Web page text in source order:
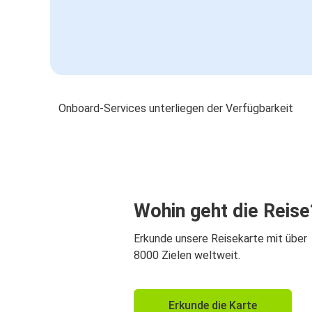
Onboard-Services unterliegen der Verfügbarkeit
Wohin geht die
Erkunde unsere Reisekarte mit über
8000 Zielen weltweit.
Erkunde die Karte